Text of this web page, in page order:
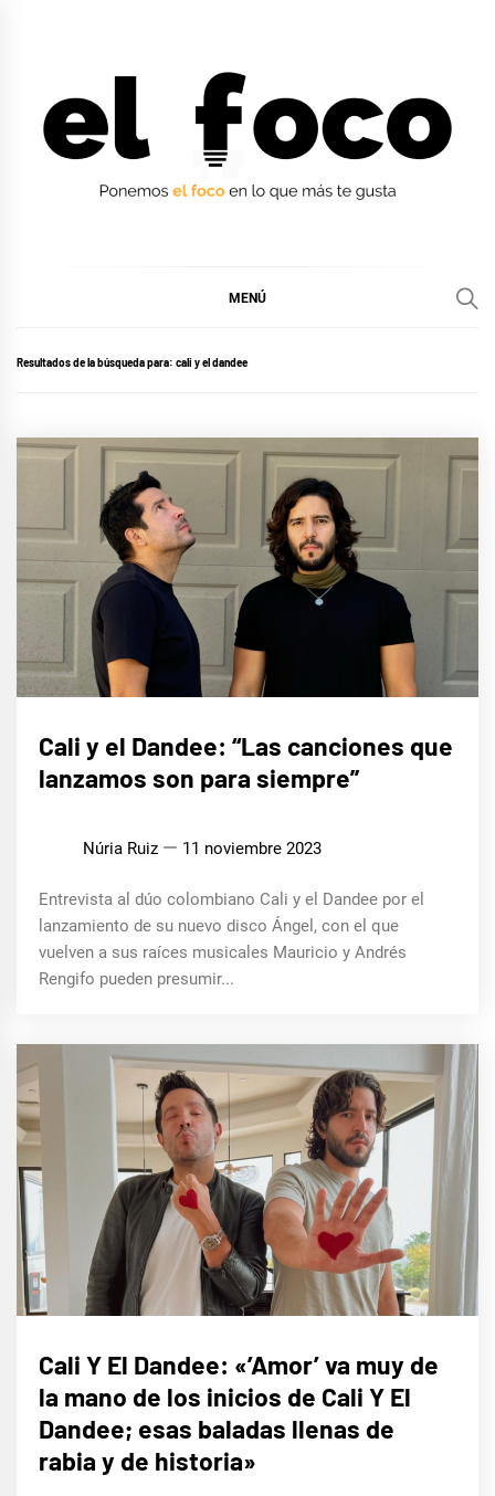
MENÚ
Resultados de la búsqueda para: cali y el dandee
Cali y el Dandee: “Las canciones que
lanzamos son para siempre”
Núria Ruiz 11 noviembre 2023
Entrevista al dúo colombiano Cali y el Dandee por el
lanzamiento de su nuevo disco Ángel, con el que
vuelven a sus raíces musicales Mauricio y Andrés
Rengifo pueden presumir...
Cali Y El Dandee: «’Amor’ va muy de
la mano de los inicios de Cali Y El
Dandee; esas baladas llenas de
rabia y de historia»